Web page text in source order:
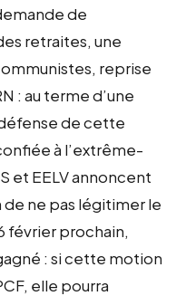
de
retraites, une
reprise
: au terme d’une
de cette
à l’extrême-
et EELV annoncent
de ne pas légitimer le
février prochain,
: si cette motion
elle pourra